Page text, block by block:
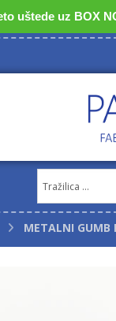
uštede uz BOX
METALNI GUMB